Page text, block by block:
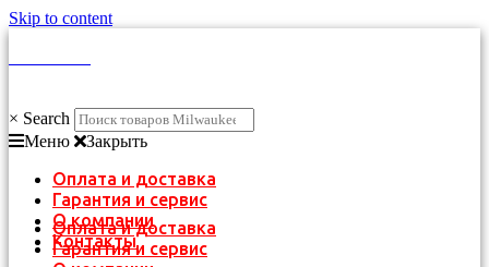
Skip to content
× Search
Меню
Закрыть
Оплата и доставка
Гарантия и сервис
О компании
Контакты
Оплата и доставка
Гарантия и сервис